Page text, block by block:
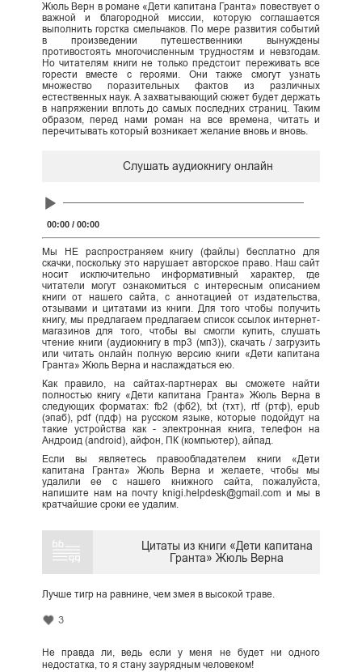
Жюль Верн в романе «Дети капитана Гранта» повествует о
важной и благородной миссии, которую соглашается
выполнить горстка смельчаков. По мере развития событий
в произведении путешественники вынуждены
противостоять многочисленным трудностям и невзгодам.
Но читателям книги не только предстоит переживать все
горести вместе с героями. Они также смогут узнать
множество поразительных фактов из различных
естественных наук. А захватывающий сюжет будет держать
в напряжении вплоть до самых последних страниц. Таким
образом, перед нами роман на все времена, читать и
перечитывать который возникает желание вновь и вновь.
Слушать аудиокнигу онлайн
Audio
00:00/ 00:00
Мы НЕ распространяем книгу (файлы) бесплатно для
скачки, поскольку это нарушает авторское право. Наш сайт
носит исключительно информативный характер, где
читатели могут ознакомиться с интересным описанием
книги от нашего сайта, с аннотацией от издательства,
отзывами и цитатами из книги. Для того чтобы получить
книгу, мы предлагаем предлагаем список ссылок интернет-
магазинов для того, чтобы вы смогли купить, слушать
чтение книги (аудиокнигу в mp3 (мп3)), скачать / загрузить
или читать онлайн полную версию книги «Дети капитана
Гранта» Жюль Верна и наслаждаться ею.
Как правило, на сайтах-партнерах вы сможете найти
полностью книгу «Дети капитана Гранта» Жюль Верна в
следующих форматах: fb2 (фб2), txt (тхт), rtf (ртф), epub
(эпаб), pdf (пдф) на русском языке, которые подойдут на
такие устройства как - электронная книга, телефон на
Андроид (android), айфон, ПК (компьютер), айпад.
Если вы являетесь правообладателем книги «Дети
капитана Гранта» Жюль Верна и желаете, чтобы мы
удалили ее с нашего книжного сайта, пожалуйста,
напишите нам на почту knigi.helpdesk@gmail.com и мы в
кратчайшие сроки ее удалим.
Цитаты из книги «Дети капитана
Гранта» Жюль Верна
Лучше тигр на равнине, чем змея в высокой траве.
3
Не правда ли, ведь если у меня не будет ни одного
недостатка, то я стану заурядным человеком!